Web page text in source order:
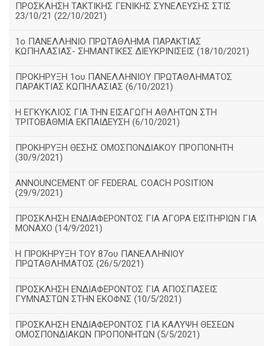
ΠΡΟΣΚΛΗΣΗ ΤΑΚΤΙΚΗΣ ΓΕΝΙΚΗΣ ΣΥΝΕΛΕΥΣΗΣ ΣΤΙΣ
23/10/21 (22/10/2021)
1ο ΠΑΝΕΛΛΗΝΙΟ ΠΡΩΤΑΘΛΗΜΑ ΠΑΡΑΚΤΙΑΣ
ΚΩΠΗΛΑΣΙΑΣ- ΣΗΜΑΝΤΙΚΕΣ ΔΙΕΥΚΡΙΝΙΣΕΙΣ (18/10/2021)
ΠΡΟΚΗΡΥΞΗ 1ου ΠΑΝΕΛΛΗΝΙΟΥ ΠΡΩΤΑΘΛΗΜΑΤΟΣ
ΠΑΡΑΚΤΙΑΣ ΚΩΠΗΛΑΣΙΑΣ (6/10/2021)
Η ΕΓΚΥΚΛΙΟΣ ΓΙΑ ΤΗΝ ΕΙΣΑΓΩΓΗ ΑΘΛΗΤΩΝ ΣΤΗ
ΤΡΙΤΟΒΑΘΜΙΑ ΕΚΠΑΙΔΕΥΣΗ (6/10/2021)
ΠΡΟΚΗΡΥΞΗ ΘΕΣΗΣ ΟΜΟΣΠΟΝΔΙΑΚΟΥ ΠΡΟΠΟΝΗΤΗ
(30/9/2021)
ANNOUNCEMENT OF FEDERAL COACH POSITION
(29/9/2021)
ΠΡΟΣΚΛΗΣΗ ΕΝΔΙΑΦΕΡΟΝΤΟΣ ΓΙΑ ΑΓΟΡΑ ΕΙΣΙΤΗΡΙΩΝ ΓΙΑ
ΜΟΝΑΧΟ (14/9/2021)
Η ΠΡΟΚΗΡΥΞΗ ΤΟΥ 87ου ΠΑΝΕΛΛΗΝΙΟΥ
ΠΡΩΤΑΘΛΗΜΑΤΟΣ (26/5/2021)
ΠΡΟΣΚΛΗΣΗ ΕΝΔΙΑΦΕΡΟΝΤΟΣ ΓΙΑ ΑΠΟΣΠΑΣΕΙΣ
ΓΥΜΝΑΣΤΩΝ ΣΤΗΝ ΕΚΟΦΝΣ (10/5/2021)
ΠΡΟΣΚΛΗΣΗ ΕΝΔΙΑΦΕΡΟΝΤΟΣ ΓΙΑ ΚΑΛΥΨΗ ΘΕΣΕΩΝ
ΟΜΟΣΠΟΝΔΙΑΚΩΝ ΠΡΟΠΟΝΗΤΩΝ (5/5/2021)